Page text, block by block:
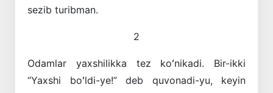
sezib turibman.
2
Odamlar yaxshilikka tez koʻnikadi. Bir-ikki
“Yaxshi boʻldi-ye!” deb quvonadi-yu, keyin